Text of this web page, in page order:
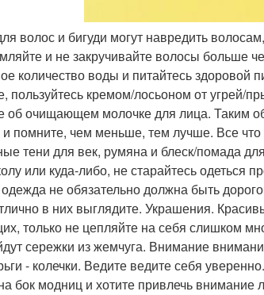
волос и бигуди могут навредить
и не закручивайте волосы больше
количество воды и питайтесь
пользуйтесь кремом/лосьоном от
об очищающем молочке для лица. Таким
и помните, чем меньше, тем лучше. Все
тени для век, румяна и блеск/помада
или куда-либо, не старайтесь одеться
не обязательно должна быть
в них выглядите. Украшения.
только не цепляйте на себя слишком
сережки из жемчуга. Внимание
- колечки. Ведите ведите себя
бок модниц и хотите привлечь